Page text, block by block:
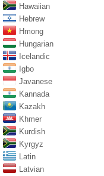
Hawaiian
Hebrew
Hmong
Hungarian
Icelandic
Igbo
Javanese
Kannada
Kazakh
Khmer
Kurdish
Kyrgyz
Latin
Latvian